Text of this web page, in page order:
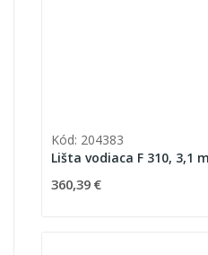
Kód: 204383
Lišta vodiaca F 310, 3,1
360,39 €